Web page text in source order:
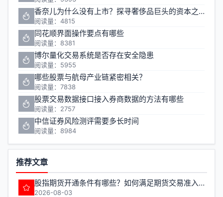
香奈儿为什么没有上市？探寻奢侈品巨头的资本之路
阅读量：4815
同花顺界面操作要点有哪些
阅读量：8381
博尔量化交易系统是否存在安全隐患
阅读量：5955
哪些股票与航母产业链紧密相关？
阅读量：7838
股票交易数据接口接入券商数据的方法有哪些
阅读量：2757
中信证券风险测评需要多长时间
阅读量：8984
推荐文章
股指期货开通条件有哪些？如何满足期货交易准入要求？
2026-08-03